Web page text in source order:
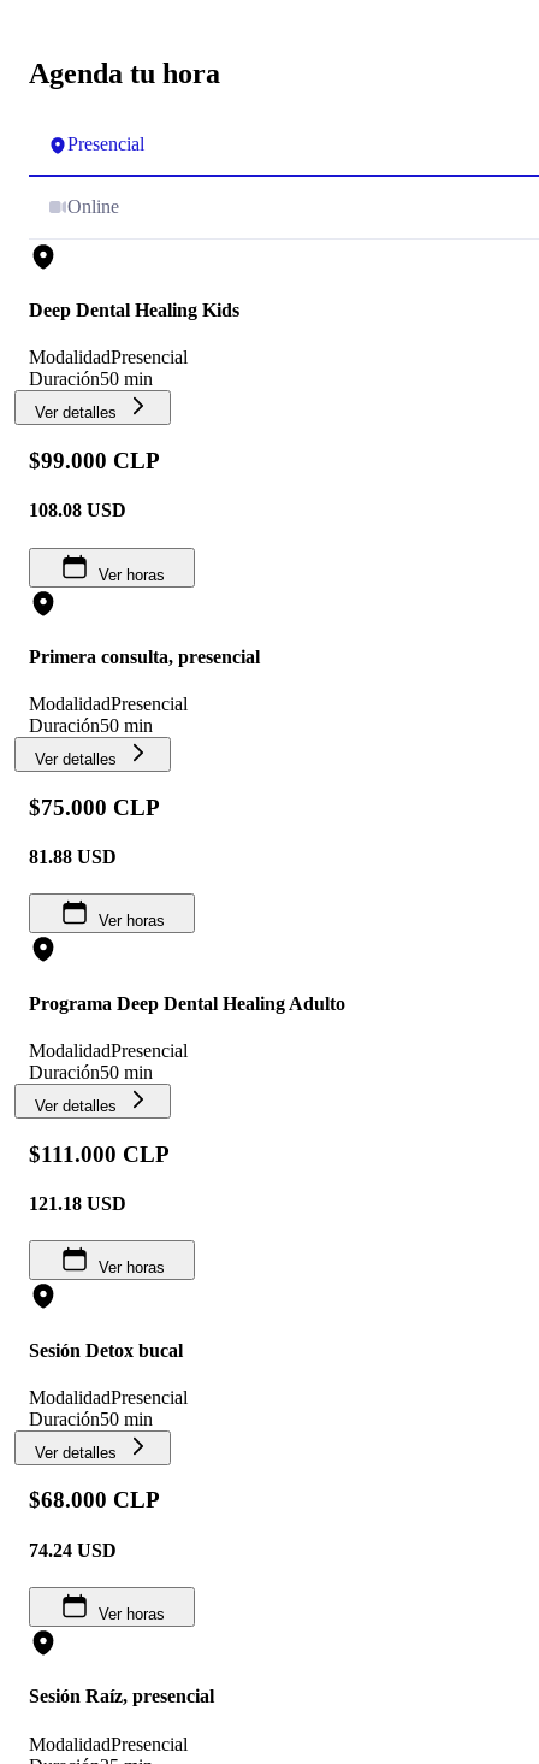
Agenda tu hora
Presencial
Online
Deep Dental Healing Kids
ModalidadPresencial
Duración50 min
Ver detalles
$99.000 CLP
108.08 USD
Ver horas
Primera consulta, presencial
ModalidadPresencial
Duración50 min
Ver detalles
$75.000 CLP
81.88 USD
Ver horas
Programa Deep Dental Healing Adulto
ModalidadPresencial
Duración50 min
Ver detalles
$111.000 CLP
121.18 USD
Ver horas
Sesión Detox bucal
ModalidadPresencial
Duración50 min
Ver detalles
$68.000 CLP
74.24 USD
Ver horas
Sesión Raíz, presencial
ModalidadPresencial